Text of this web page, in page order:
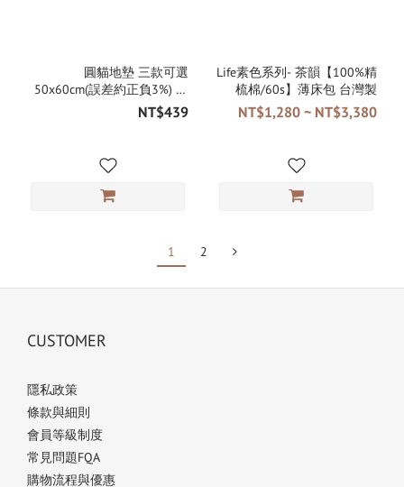
圓貓地墊 三款可選
50x60cm(誤差約正負3%) 可
愛地墊 貓奴必備 棉床本舖
NT$439
Life素色系列- 茶韻【100%精
梳棉/60s】薄床包 台灣製
NT$1,280 ~ NT$3,380
1 2
CUSTOMER
隱私政策
條款與細則
會員等級制度
常見問題FQA
購物流程與優惠